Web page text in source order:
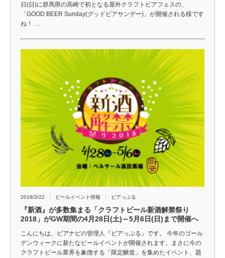
日(日)に群馬県の高崎で初となる屋外クラフトビアフェスの、
「GOOD BEER Sunday(グッドビアサンデー)」が開催される様です
ね！ …
2018/3/22 ビールイベント情報 ビアっぷる
『新酒』が多数集まる「クラフトビール新酒解禁祭り
2018」がGW期間の4月28日(土)～5月6日(日)まで開催へ
こんにちは、ビアナビの管理人『ビアっぷる』です。 今年のゴール
デンウィークに新たなビールイベントが開催されます。まさに今の
クラフトビール業界を象徴する「限定醸造」を集めたイベント、題